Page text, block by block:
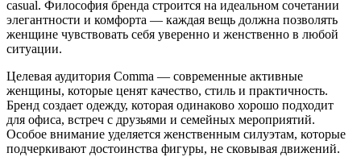
casual. Философия бренда строится на идеальном сочетании
элегантности и комфорта — каждая вещь должна позволять
женщине чувствовать себя уверенно и женственно в любой
ситуации.
Целевая аудитория Comma — современные активные
женщины, которые ценят качество, стиль и практичность.
Бренд создает одежду, которая одинаково хорошо подходит
для офиса, встреч с друзьями и семейных мероприятий.
Особое внимание уделяется женственным силуэтам, которые
подчеркивают достоинства фигуры, не сковывая движений.